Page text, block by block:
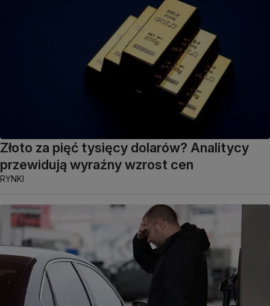
Złoto za pięć tysięcy dolarów? Analitycy
przewidują wyraźny wzrost cen
RYNKI